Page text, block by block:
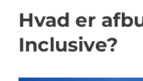
Hvad er
Inclusive?